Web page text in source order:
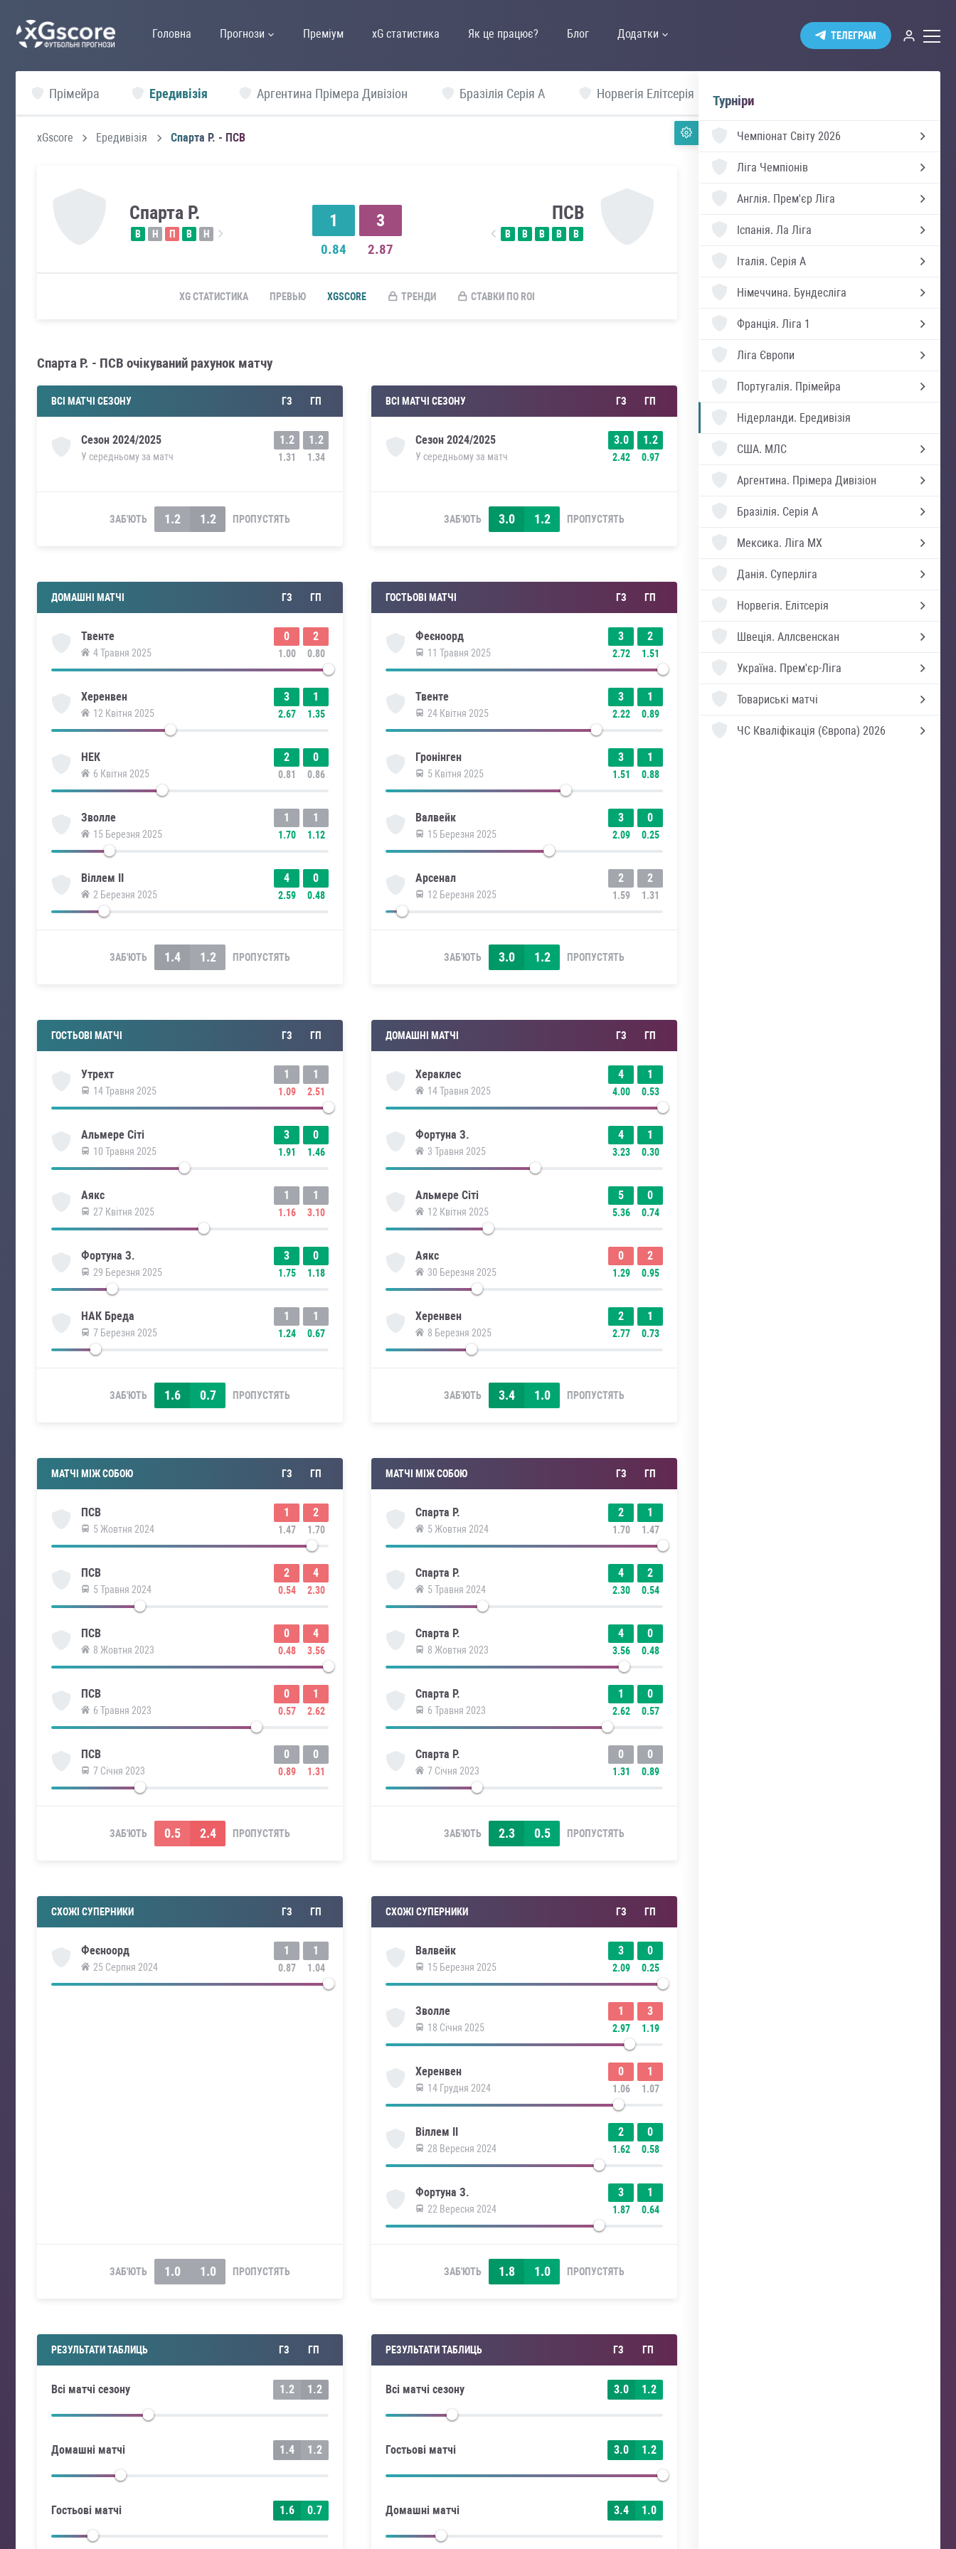
Головна Прогнози Преміум xG статистика Як це працює? Блог Додатки ТЕЛЕГРАМ
Прімейра Ередивізія Аргентина Прімера Дивізіон Бразілія Серія А Норвегія Елітсерія
xGscore Ередивізія Спарта Р. - ПСВ
Спарта Р.
В Н П В Н
1
0.84
3
2.87
ПСВ
В В В В В
XG СТАТИСТИКА ПРЕВЬЮ XGSCORE ТРЕНДИ СТАВКИ ПО ROI
Спарта Р. - ПСВ очікуваний рахунок матчу
ВСІ МАТЧІ СЕЗОНУ ГЗ ГП
Сезон 2024/2025
У середньому за матч
1.2
1.31
1.2
1.34
ЗАБ'ЮТЬ 1.2 1.2 ПРОПУСТЯТЬ
ДОМАШНІ МАТЧІ ГЗ ГП
Твенте
4 Травня 2025
0
1.00
2
0.80
Херенвен
12 Квітня 2025
3
2.67
1
1.35
НЕК
6 Квітня 2025
2
0.81
0
0.86
Зволле
15 Березня 2025
1
1.70
1
1.12
Віллем II
2 Березня 2025
4
2.59
0
0.48
ЗАБ'ЮТЬ 1.4 1.2 ПРОПУСТЯТЬ
ГОСТЬОВІ МАТЧІ ГЗ ГП
Утрехт
14 Травня 2025
1
1.09
1
2.51
Альмере Сіті
10 Травня 2025
3
1.91
0
1.46
Аякс
27 Квітня 2025
1
1.16
1
3.10
Фортуна З.
29 Березня 2025
3
1.75
0
1.18
НАК Бреда
7 Березня 2025
1
1.24
1
0.67
ЗАБ'ЮТЬ 1.6 0.7 ПРОПУСТЯТЬ
МАТЧІ МІЖ СОБОЮ ГЗ ГП
ПСВ
5 Жовтня 2024
1
1.47
2
1.70
ПСВ
5 Травня 2024
2
0.54
4
2.30
ПСВ
8 Жовтня 2023
0
0.48
4
3.56
ПСВ
6 Травня 2023
0
0.57
1
2.62
ПСВ
7 Січня 2023
0
0.89
0
1.31
ЗАБ'ЮТЬ 0.5 2.4 ПРОПУСТЯТЬ
СХОЖІ СУПЕРНИКИ ГЗ ГП
Феєноорд
25 Серпня 2024
1
0.87
1
1.04
ЗАБ'ЮТЬ 1.0 1.0 ПРОПУСТЯТЬ
РЕЗУЛЬТАТИ ТАБЛИЦЬ ГЗ ГП
Всі матчі сезону 1.2 1.2
Домашні матчі 1.4 1.2
Гостьові матчі 1.6 0.7
ВСІ МАТЧІ СЕЗОНУ ГЗ ГП
Сезон 2024/2025
У середньому за матч
3.0
2.42
1.2
0.97
ЗАБ'ЮТЬ 3.0 1.2 ПРОПУСТЯТЬ
ГОСТЬОВІ МАТЧІ ГЗ ГП
Феєноорд
11 Травня 2025
3
2.72
2
1.51
Твенте
24 Квітня 2025
3
2.22
1
0.89
Гронінген
5 Квітня 2025
3
1.51
1
0.88
Валвейк
15 Березня 2025
3
2.09
0
0.25
Арсенал
12 Березня 2025
2
1.59
2
1.31
ЗАБ'ЮТЬ 3.0 1.2 ПРОПУСТЯТЬ
ДОМАШНІ МАТЧІ ГЗ ГП
Хераклес
14 Травня 2025
4
4.00
1
0.53
Фортуна З.
3 Травня 2025
4
3.23
1
0.30
Альмере Сіті
12 Квітня 2025
5
5.36
0
0.74
Аякс
30 Березня 2025
0
1.29
2
0.95
Херенвен
8 Березня 2025
2
2.77
1
0.73
ЗАБ'ЮТЬ 3.4 1.0 ПРОПУСТЯТЬ
МАТЧІ МІЖ СОБОЮ ГЗ ГП
Спарта Р.
5 Жовтня 2024
2
1.70
1
1.47
Спарта Р.
5 Травня 2024
4
2.30
2
0.54
Спарта Р.
8 Жовтня 2023
4
3.56
0
0.48
Спарта Р.
6 Травня 2023
1
2.62
0
0.57
Спарта Р.
7 Січня 2023
0
1.31
0
0.89
ЗАБ'ЮТЬ 2.3 0.5 ПРОПУСТЯТЬ
СХОЖІ СУПЕРНИКИ ГЗ ГП
Валвейк
15 Березня 2025
3
2.09
0
0.25
Зволле
18 Січня 2025
1
2.97
3
1.19
Херенвен
14 Грудня 2024
0
1.06
1
1.07
Віллем II
28 Вересня 2024
2
1.62
0
0.58
Фортуна З.
22 Вересня 2024
3
1.87
1
0.64
ЗАБ'ЮТЬ 1.8 1.0 ПРОПУСТЯТЬ
РЕЗУЛЬТАТИ ТАБЛИЦЬ ГЗ ГП
Всі матчі сезону 3.0 1.2
Гостьові матчі 3.0 1.2
Домашні матчі 3.4 1.0
Турніри
Чемпіонат Світу 2026
Ліга Чемпіонів
Англія. Прем'єр Ліга
Іспанія. Ла Ліга
Італія. Серія А
Німеччина. Бундесліга
Франція. Ліга 1
Ліга Європи
Португалія. Прімейра
Нідерланди. Ередивізія
США. МЛС
Аргентина. Прімера Дивізіон
Бразілія. Серія А
Мексика. Ліга MX
Данія. Суперліга
Норвегія. Елітсерія
Швеція. Аллсвенскан
Україна. Прем'єр-Ліга
Товариські матчі
ЧС Кваліфікація (Європа) 2026